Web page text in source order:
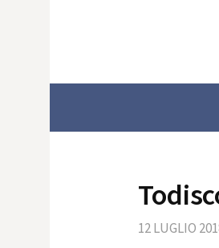
12 LUGLIO